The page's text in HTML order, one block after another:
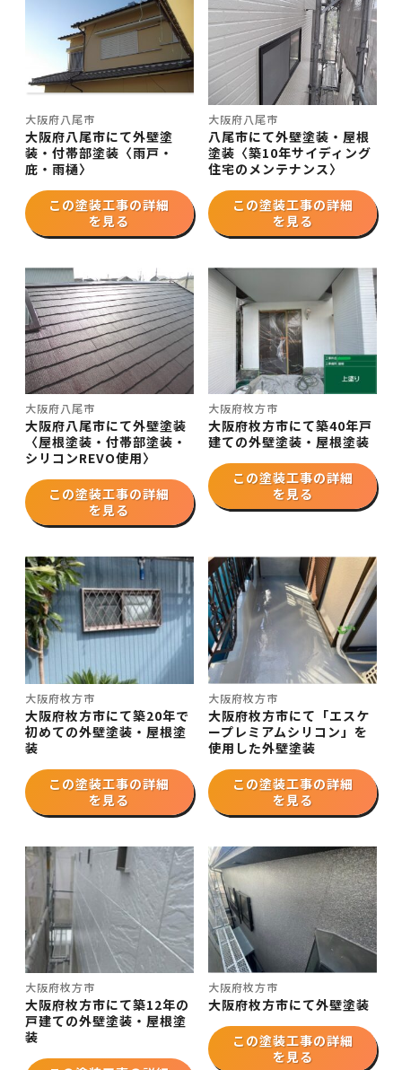
大阪府八尾市
大阪府八尾市にて外壁塗
装・付帯部塗装〈雨戸・
庇・雨樋〉
この塗装工事の詳細
を見る
大阪府八尾市
八尾市にて外壁塗装・屋根
塗装〈築10年サイディング
住宅のメンテナンス〉
この塗装工事の詳細
を見る
大阪府八尾市
大阪府八尾市にて外壁塗装
〈屋根塗装・付帯部塗装・
シリコンREVO使用〉
この塗装工事の詳細
を見る
大阪府枚方市
大阪府枚方市にて築40年戸
建ての外壁塗装・屋根塗装
この塗装工事の詳細
を見る
大阪府枚方市
大阪府枚方市にて築20年で
初めての外壁塗装・屋根塗
装
この塗装工事の詳細
を見る
大阪府枚方市
大阪府枚方市にて「エスケ
ープレミアムシリコン」を
使用した外壁塗装
この塗装工事の詳細
を見る
大阪府枚方市
大阪府枚方市にて築12年の
戸建ての外壁塗装・屋根塗
装
大阪府枚方市
大阪府枚方市にて外壁塗装
この塗装工事の詳細
を見る